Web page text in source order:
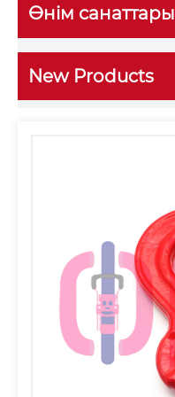
Өнім санаттары
New Products